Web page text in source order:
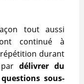
tout aussi
continué à
durant
délivrer du
questions sous-